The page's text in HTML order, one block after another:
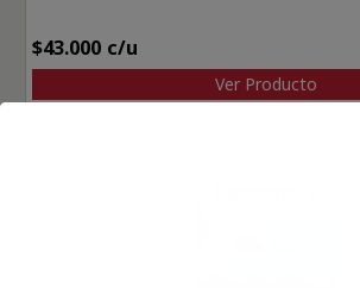
$43.000
Ver Producto